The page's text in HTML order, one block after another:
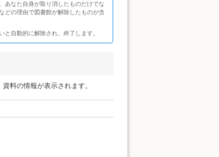
あなた自身が取り消したものだけでな
どの理由で図書館が解除したものが含
自動的に解除され、終了します。
料の情報が表示されます。